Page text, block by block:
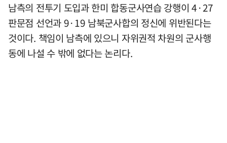
남측의 전투기 도입과 한미 합동군사연습 강행이 4·27
판문점 선언과 9·19 남북군사합의 정신에 위반된다는
것이다. 책임이 남측에 있으니 자위권적 차원의 군사행
동에 나설 수 밖에 없다는 논리다.